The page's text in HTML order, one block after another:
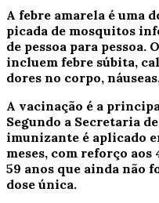
A febre amarela é uma
picada de mosquitos
de pessoa para
incluem febre súbita,
dores no corpo,
A vacinação é a
Segundo a Secretaria
imunizante é aplicado
meses, com reforço aos
59 anos que ainda não
dose única.